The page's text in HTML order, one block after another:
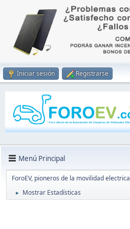
Iniciar sesión Registrarse
Menú Principal
ForoEV, pioneros de la movilidad electrica
► Mostrar Estadísticas